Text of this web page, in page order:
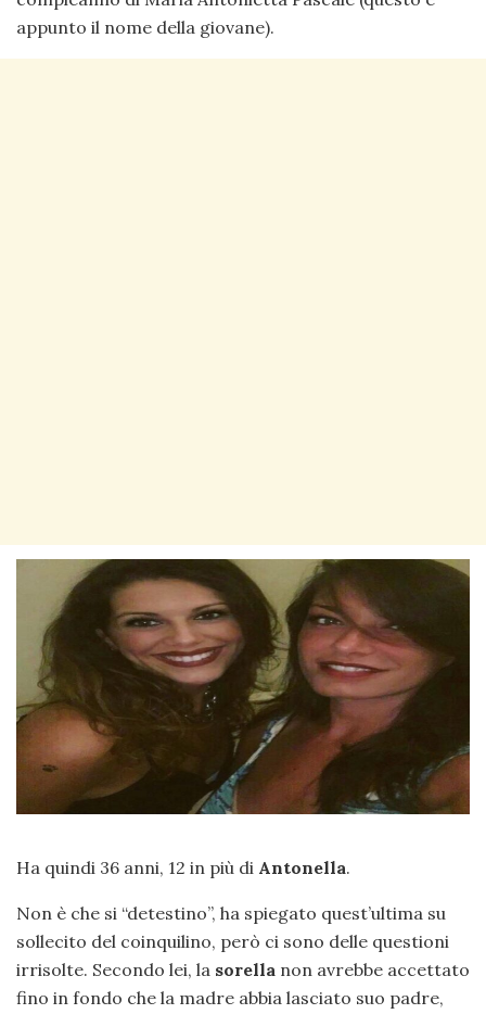
appunto il nome della giovane).
Ha quindi 36 anni, 12 in più di Antonella.
Non è che si “detestino”, ha spiegato quest’ultima su
sollecito del coinquilino, però ci sono delle questioni
irrisolte. Secondo lei, la sorella non avrebbe accettato
fino in fondo che la madre abbia lasciato suo padre,